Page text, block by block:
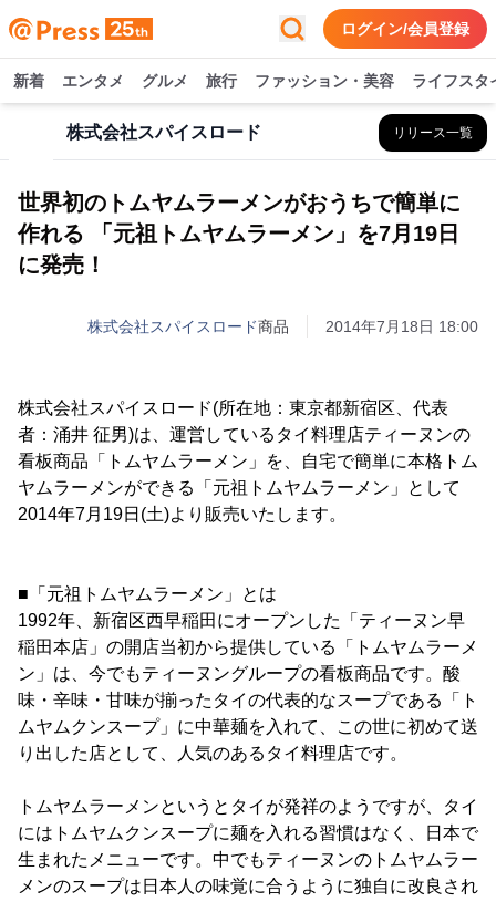
ログイン/会員登録
新着 エンタメ グルメ 旅行 ファッション・美容 ライフスタ
株式会社スパイスロード リリース一覧
世界初のトムヤムラーメンがおうちで簡単に
作れる 「元祖トムヤムラーメン」を7月19日
に発売！
株式会社スパイスロード商品 2014年7月18日 18:00
株式会社スパイスロード(所在地：東京都新宿区、代表
者：涌井 征男)は、運営しているタイ料理店ティーヌンの
看板商品「トムヤムラーメン」を、自宅で簡単に本格トム
ヤムラーメンができる「元祖トムヤムラーメン」として
2014年7月19日(土)より販売いたします。
■「元祖トムヤムラーメン」とは
1992年、新宿区西早稲田にオープンした「ティーヌン早
稲田本店」の開店当初から提供している「トムヤムラーメ
ン」は、今でもティーヌングループの看板商品です。酸
味・辛味・甘味が揃ったタイの代表的なスープである「ト
ムヤムクンスープ」に中華麺を入れて、この世に初めて送
り出した店として、人気のあるタイ料理店です。
トムヤムラーメンというとタイが発祥のようですが、タイ
にはトムヤムクンスープに麺を入れる習慣はなく、日本で
生まれたメニューです。中でもティーヌンのトムヤムラー
メンのスープは日本人の味覚に合うように独自に改良され